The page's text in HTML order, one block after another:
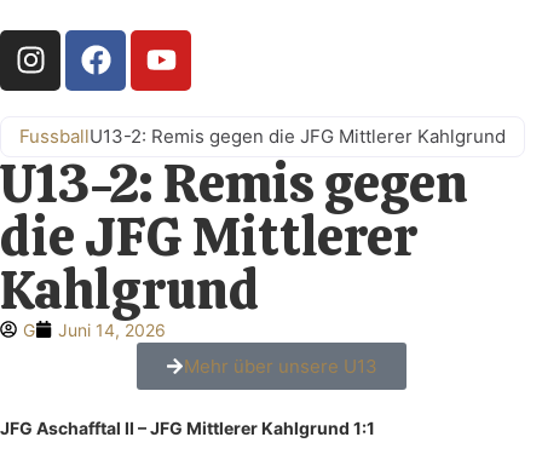
FussballU13-2: Remis gegen die JFG Mittlerer Kahlgrund
U13-2: Remis gegen
die JFG Mittlerer
Kahlgrund
G Juni 14, 2026
Mehr über unsere U13
JFG Aschafftal II – JFG Mittlerer Kahlgrund 1:1